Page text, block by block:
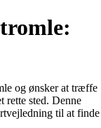
og ønsker at træffe
rette sted. Denne
til at finde